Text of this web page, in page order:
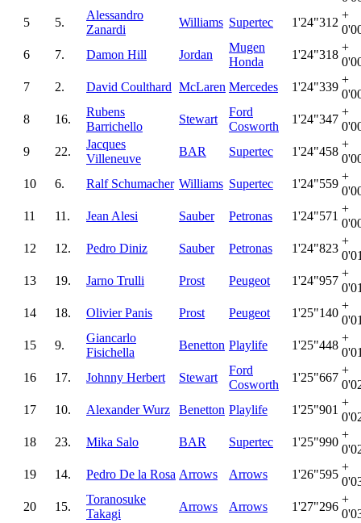
5
5.
Alessandro
Zanardi
Williams Supertec 1'24"312
+
6
7. Damon Hill Jordan
Mugen
Honda
1'24"318
+
7
2. David Coulthard McLaren Mercedes 1'24"339
+
8
16.
Rubens
Barrichello
Stewart
Ford
Cosworth
1'24"347
+
9
22.
Jacques
Villeneuve
BAR Supertec 1'24"458
+
10
6. Ralf Schumacher Williams Supertec 1'24"559
+
11
11. Jean Alesi Sauber Petronas 1'24"571
+
12
12. Pedro Diniz Sauber Petronas 1'24"823
+
13
19. Jarno Trulli Prost Peugeot 1'24"957
+
14
18. Olivier Panis Prost Peugeot 1'25"140
+
15
9.
Giancarlo
Fisichella
Benetton Playlife 1'25"448
+
16
17. Johnny Herbert Stewart
Ford
Cosworth
1'25"667
+
17
10. Alexander Wurz Benetton Playlife 1'25"901
+
18
23. Mika Salo BAR Supertec 1'25"990
+
19
14. Pedro De la Rosa Arrows Arrows 1'26"595
+
20
15.
Toranosuke
Takagi
Arrows Arrows 1'27"296
+